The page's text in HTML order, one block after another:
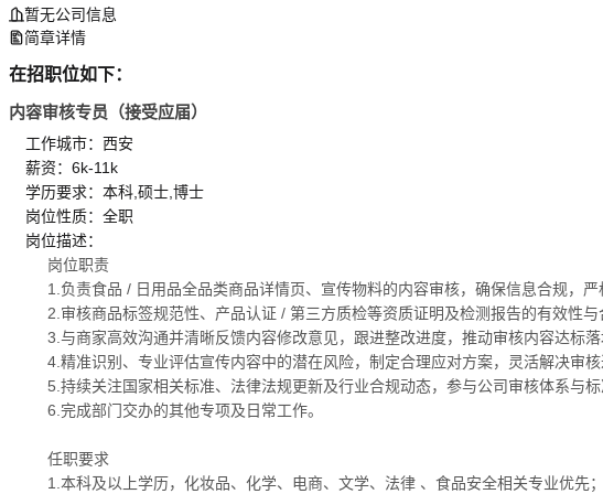
暂无公司信息
简章详情
在招职位如下：
内容审核专员（接受应届）
工作城市：西安
薪资：6k-11k
学历要求：本科,硕士,博士
岗位性质：全职
岗位描述：
岗位职责
1.负责食品 / 日用品全品类商品详情页、宣传物料的内容审核，确保信息合规，
2.审核商品标签规范性、产品认证 / 第三方质检等资质证明及检测报告的有效性
3.与商家高效沟通并清晰反馈内容修改意见，跟进整改进度，推动审核内容达标落
4.精准识别、专业评估宣传内容中的潜在风险，制定合理应对方案，灵活解决审核
5.持续关注国家相关标准、法律法规更新及行业合规动态，参与公司审核体系与
6.完成部门交办的其他专项及日常工作。
任职要求
1.本科及以上学历，化妆品、化学、电商、文学、法律 、食品安全相关专业优先